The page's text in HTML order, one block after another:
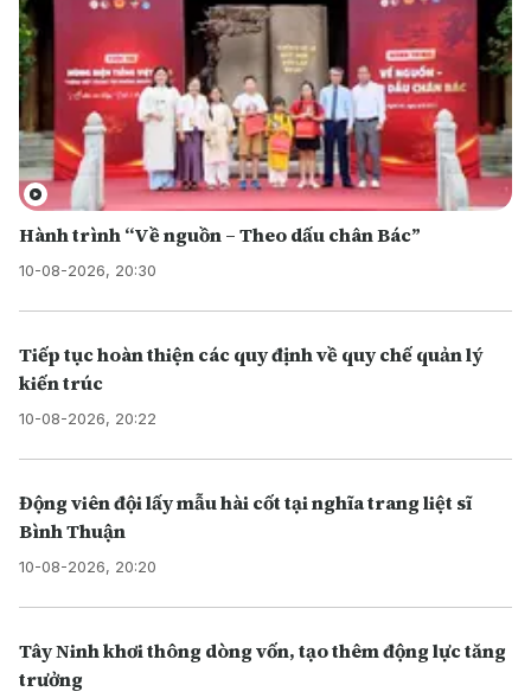
Hành trình “Về nguồn – Theo dấu chân Bác”
10-08-2026, 20:30
Tiếp tục hoàn thiện các quy định về quy chế quản lý
kiến trúc
10-08-2026, 20:22
Động viên đội lấy mẫu hài cốt tại nghĩa trang liệt sĩ
Bình Thuận
10-08-2026, 20:20
Tây Ninh khơi thông dòng vốn, tạo thêm động lực tăng
trưởng